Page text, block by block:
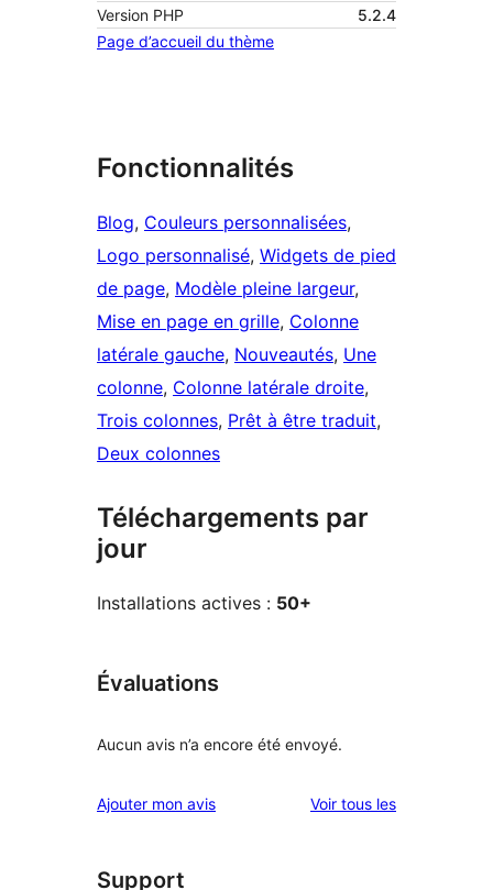
Version PHP
5.2.4
Page d’accueil du thème
Fonctionnalités
Blog, Couleurs personnalisées
Logo personnalisé, Widgets de pied
de page, Modèle pleine largeur
Mise en page en grille, Colonne
latérale gauche, Nouveautés, Une
colonne, Colonne latérale droite
Trois colonnes, Prêt à être traduit
Deux colonnes
Téléchargements par
jour
Installations actives : 50+
Évaluations
Aucun avis n’a encore été envoyé.
Ajouter mon avis Voir tous lesavis
Support